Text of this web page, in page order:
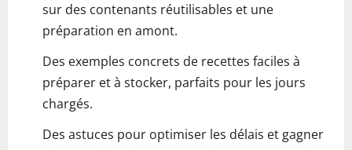
sur des contenants réutilisables et une
préparation en amont.
Des exemples concrets de recettes faciles à
préparer et à stocker, parfaits pour les jours
chargés.
Des astuces pour optimiser les délais et gagner